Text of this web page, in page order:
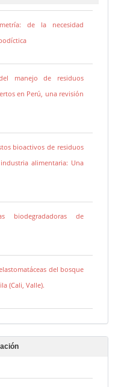
de la necesidad
manejo de residuos
en Perú, una revisión
bioactivos de residuos
alimentaria: Una
biodegradadoras de
del bosque
(Cali, Valle).